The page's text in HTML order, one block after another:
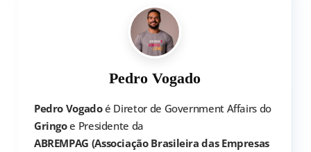
Pedro Vogado
Pedro Vogadoé Diretor de Government Affairs do
Gringoe Presidente da
ABREMPAG (Associação Brasileira das Empresas